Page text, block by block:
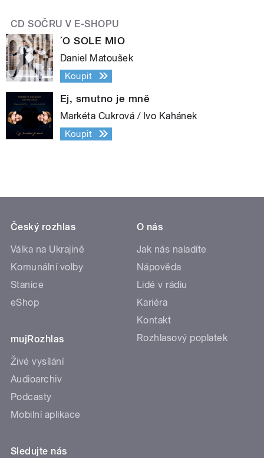
CD SOČRU V E-SHOPU
´O SOLE MIO
Daniel Matoušek
Koupit
Ej, smutno je mně
Markéta Cukrová / Ivo Kahánek
Koupit
Český rozhlas
Válka na Ukrajině
Komunální volby
Stanice
eShop
mujRozhlas
Živé vysílání
Audioarchiv
Podcasty
Mobilní aplikace
O nás
Jak nás naladíte
Nápověda
Lidé v rádiu
Kariéra
Kontakt
Rozhlasový poplatek
Sledujte nás